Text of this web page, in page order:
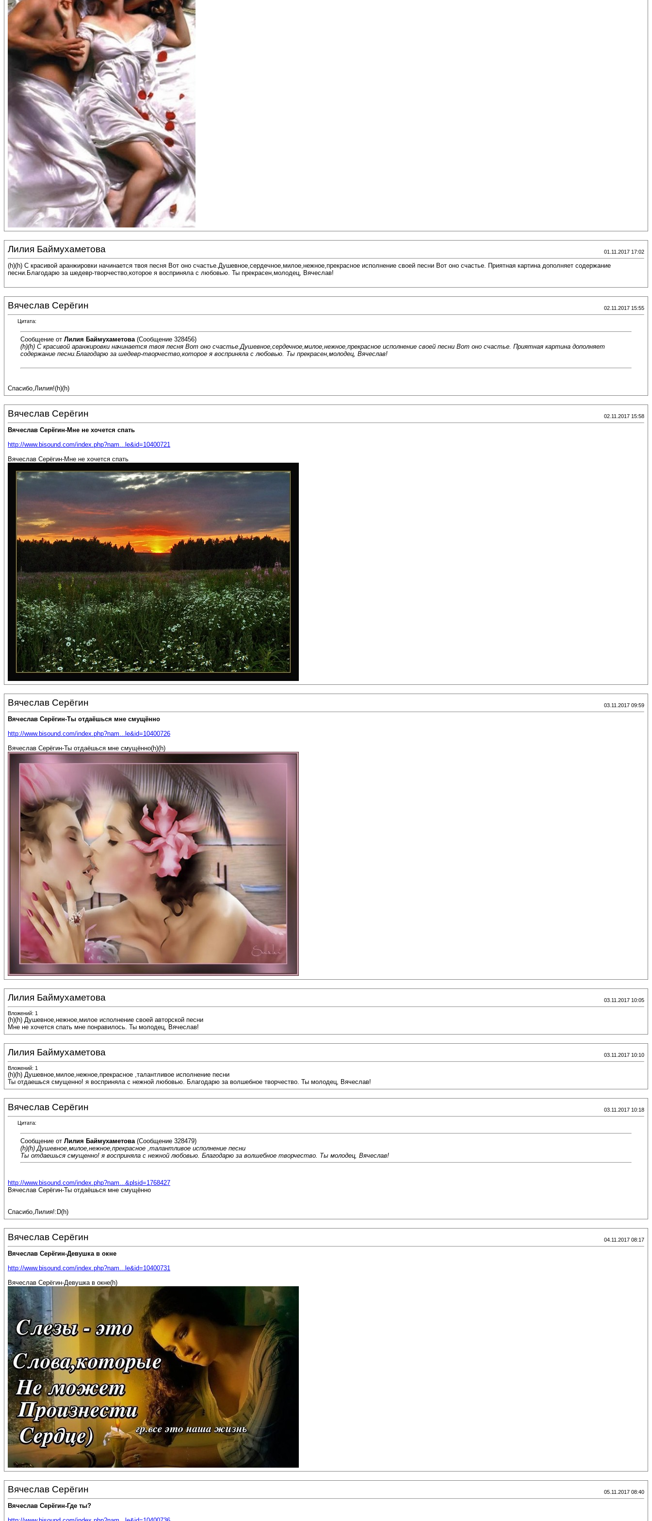
Лилия Баймухаметова 01.11.2017 17:02
(h)(h) С красивой аранжировки начинается твоя песня Вот оно счастье.Душевное,сердечное,милое,нежное,прекрасное исполнение своей песни Вот оно счастье. Приятная картина дополняет содержание
песни.Благодарю за шедевр-творчество,которое я восприняла с любовью. Ты прекрасен,молодец, Вячеслав!
Вячеслав Серёгин 02.11.2017 15:55
Цитата:
Сообщение от Лилия Баймухаметова (Сообщение 328456)
(h)(h) С красивой аранжировки начинается твоя песня Вот оно счастье.Душевное,сердечное,милое,нежное,прекрасное исполнение своей песни Вот оно счастье. Приятная картина дополняет
содержание песни.Благодарю за шедевр-творчество,которое я восприняла с любовью. Ты прекрасен,молодец, Вячеслав!
Спасибо,Лилия!(h)(h)
Вячеслав Серёгин 02.11.2017 15:58
Вячеслав Серёгин-Мне не хочется спать
http://www.bisound.com/index.php?nam...le&id=10400721
Вячеслав Серёгин-Мне не хочется спать
Вячеслав Серёгин 03.11.2017 09:59
Вячеслав Серёгин-Ты отдаёшься мне смущённо
http://www.bisound.com/index.php?nam...le&id=10400726
Вячеслав Серёгин-Ты отдаёшься мне смущённо(h)(h)
Лилия Баймухаметова 03.11.2017 10:05
Вложений: 1
(h)(h) Душевное,нежное,милое исполнение своей авторской песни
Мне не хочется спать мне понравилось. Ты молодец, Вячеслав!
Лилия Баймухаметова 03.11.2017 10:10
Вложений: 1
(h)(h) Душевное,милое,нежное,прекрасное ,талантливое исполнение песни
Ты отдаешься смущенно! я восприняла с нежной любовью. Благодарю за волшебное творчество. Ты молодец, Вячеслав!
Вячеслав Серёгин 03.11.2017 10:18
Цитата:
Сообщение от Лилия Баймухаметова (Сообщение 328479)
(h)(h) Душевное,милое,нежное,прекрасное ,талантливое исполнение песни
Ты отдаешься смущенно! я восприняла с нежной любовью. Благодарю за волшебное творчество. Ты молодец, Вячеслав!
http://www.bisound.com/index.php?nam...&plsid=1768427
Вячеслав Серёгин-Ты отдаёшься мне смущённо
Спасибо,Лилия!:D(h)
Вячеслав Серёгин 04.11.2017 08:17
Вячеслав Серёгин-Девушка в окне
http://www.bisound.com/index.php?nam...le&id=10400731
Вячеслав Серёгин-Девушка в окне(h)
Вячеслав Серёгин 05.11.2017 08:40
Вячеслав Серёгин-Где ты?